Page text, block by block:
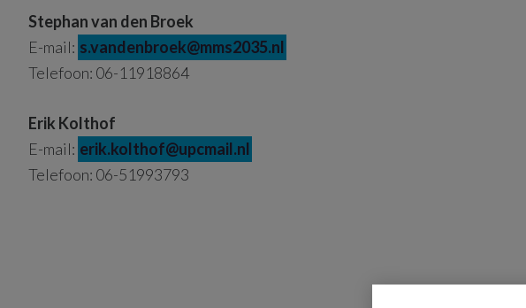
Stephan van den Broek
E-mail: s.vandenbroek@mms2035.nl
Telefoon: 06-11918864
Erik Kolthof
E-mail: erik.kolthof@upcmail.nl
Telefoon: 06-51993793